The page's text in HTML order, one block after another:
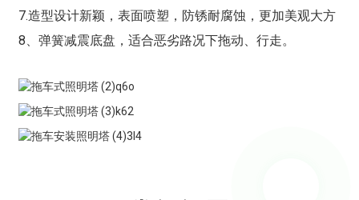
7.造型设计新颖，表面喷塑，防锈耐腐蚀，更加美观大方
8、弹簧减震底盘，适合恶劣路况下拖动、行走。